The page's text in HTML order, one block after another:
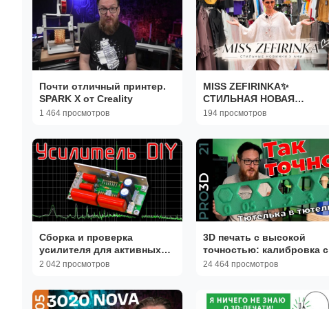
Почти отличный принтер.
SPARK X от Creality
1 464 просмотров
MISS ZEFIRINKA✨
СТИЛЬНАЯ НОВАЯ
КОЛЛЕКЦИЯ💥 ЖЕНСКАЯ
194 просмотров
Сборка и проверка
усилителя для активных
колонок
2 042 просмотров
3D печать с высокой
точностью: калибровка с
помощью OrcaSlicer
24 464 просмотров